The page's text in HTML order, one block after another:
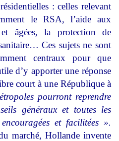
: celles relevant
le RSA, l’aide aux
et âgées, la protection de
Ces sujets ne sont
centraux pour que
d’y apporter une réponse
court à une République à
pourront reprendre
généraux et toutes les
et facilitées ».
marché, Hollande invente